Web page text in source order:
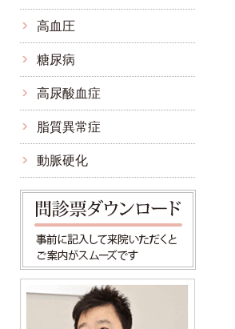
高血圧
糖尿病
高尿酸血症
脂質異常症
動脈硬化